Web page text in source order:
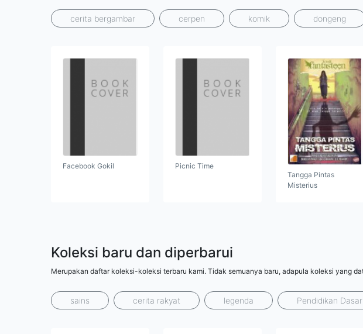
cerita bergambar cerpen komik dongeng
Facebook Gokil
Picnic Time
Tangga Pintas
Misterius
Koleksi baru dan diperbarui
Merupakan daftar koleksi-koleksi terbaru kami. Tidak semuanya baru, adapula koleksi yang
sains cerita rakyat legenda Pendidikan Dasar